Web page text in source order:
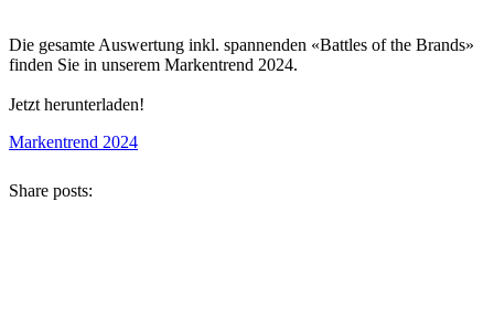
Die gesamte Auswertung inkl. spannenden «Battles of the Brands»
finden Sie in unserem Markentrend 2024.
Jetzt herunterladen!
Markentrend 2024
Share posts: